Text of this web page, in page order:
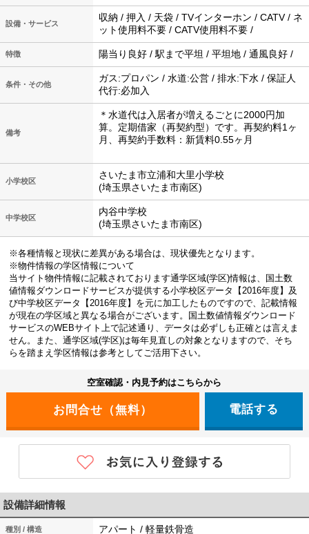
設備・サービス
収納 / 押入 / 天袋 / TVインターホン / CATV / ネ
ット使用料不要 / CATV使用料不要 /
特徴 陽当り良好 / 駅まで平坦 / 平坦地 / 通風良好 /
条件・その他
ガス:プロパン / 水道:公営 / 排水:下水 / 保証人
代行:必加入
備考
＊水道代は入居者が増えるごとに2000円加
算。定期借家（再契約型）です。再契約料1ヶ
月、再契約手数料：新賃料0.55ヶ月
小学校区
さいたま市立浦和大里小学校
(埼玉県さいたま市南区)
中学校区
内谷中学校
(埼玉県さいたま市南区)
※各種情報と現状に差異がある場合は、現状優先となります。
※物件情報の学区情報について
当サイト物件情報に記載されております通学区域(学区)情報は、国土数
値情報ダウンロードサービスが提供する小学校区データ【2016年度】及
び中学校区データ【2016年度】を元に加工したものですので、記載情報
が現在の学区域と異なる場合がございます。国土数値情報ダウンロード
サービスのWEBサイト上で記述通り、データは必ずしも正確とは言えま
せん。また、通学区域(学区)は毎年見直しの対象となりますので、そち
らを踏まえ学区情報は参考としてご活用下さい。
空室確認・内見予約はこちらから
電話する
設備詳細情報
種別 / 構造 アパート / 軽量鉄骨造